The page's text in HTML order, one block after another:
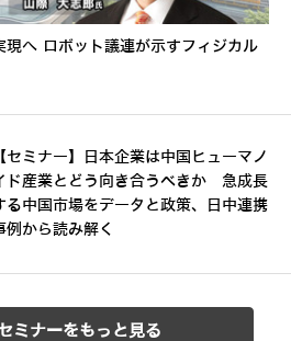
現へ ロボット議連が示すフィジカル
【セミナー】日本企業は中国ヒューマノ
ド産業とどう向き合うべきか 急成長
る中国市場をデータと政策、日中連携
例から読み解く
ミナーをもっと見る